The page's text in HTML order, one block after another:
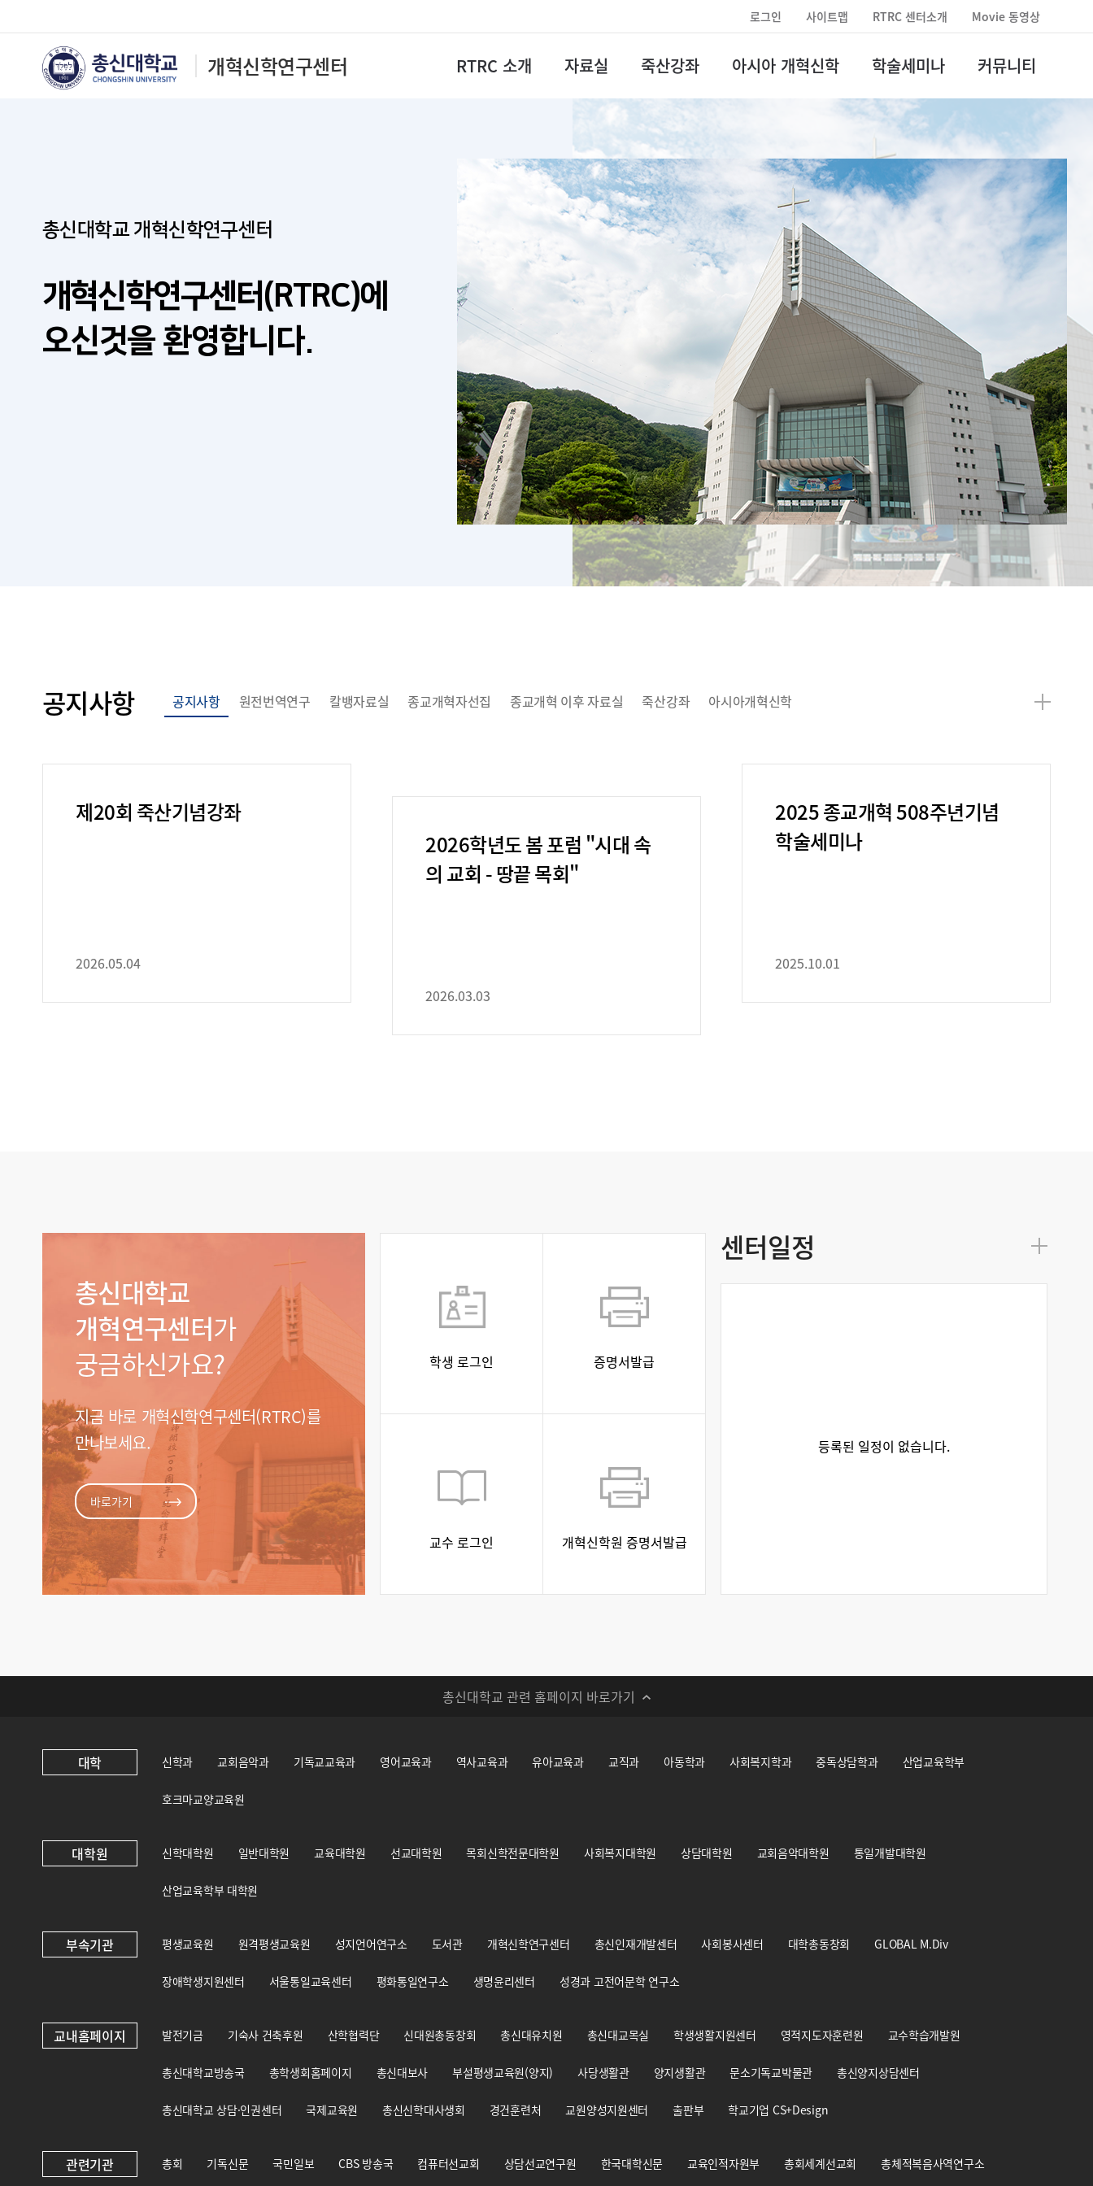
로그인 사이트맵 RTRC 센터소개 Movie 동영상
개혁신학연구센터 RTRC 소개 자료실 죽산강좌 아시아 개혁신학 학술세미나 커뮤니티
총신대학교개혁신학연구센터
개혁신학연구센터(RTRC)에
오신것을 환영합니다.
공지사항 공지사항 원전번역연구 칼뱅자료실 종교개혁자선집 종교개혁 이후 자료실 죽산강좌 아시아개혁신학
제20회 죽산기념강좌
2026.05.04
2026학년도 봄 포럼 "시대 속
의 교회 - 땅끝 목회"
2026.03.03
2025 종교개혁 508주년기념
학술세미나
2025.10.01
총신대학교
개혁연구센터가
궁금하신가요?
지금 바로 개혁신학연구센터(RTRC)를
만나보세요.
바로가기
학생 로그인 증명서발급
교수 로그인 개혁신학원 증명서발급
센터일정
등록된 일정이 없습니다.
총신대학교 관련 홈페이지 바로가기
대학 신학과 교회음악과 기독교교육과 영어교육과 역사교육과 유아교육과 교직과 아동학과 사회복지학과 중독상담학과 산업교육학부
호크마교양교육원
대학원 신학대학원 일반대학원 교육대학원 선교대학원 목회신학전문대학원 사회복지대학원 상담대학원 교회음악대학원 통일개발대학원
산업교육학부 대학원
부속기관 평생교육원 원격평생교육원 성지언어연구소 도서관 개혁신학연구센터 총신인재개발센터 사회봉사센터 대학총동창회 GLOBAL M.Div
장애학생지원센터 서울통일교육센터 평화통일연구소 생명윤리센터 성경과 고전어문학 연구소
교내홈페이지 발전기금 기숙사 건축후원 산학협력단 신대원총동창회 총신대유치원 총신대교목실 학생생활지원센터 영적지도자훈련원 교수학습개발원
총신대학교방송국 총학생회홈페이지 총신대보사 부설평생교육원(양지) 사당생활관 양지생활관 문소기독교박물관 총신양지상담센터
총신대학교 상담·인권센터 국제교육원 총신신학대사생회 경건훈련처 교원양성지원센터 출판부 학교기업 CS+Design
관련기관 총회 기독신문 국민일보 CBS 방송국 컴퓨터선교회 상담선교연구원 한국대학신문 교육인적자원부 총회세계선교회 총체적복음사역연구소